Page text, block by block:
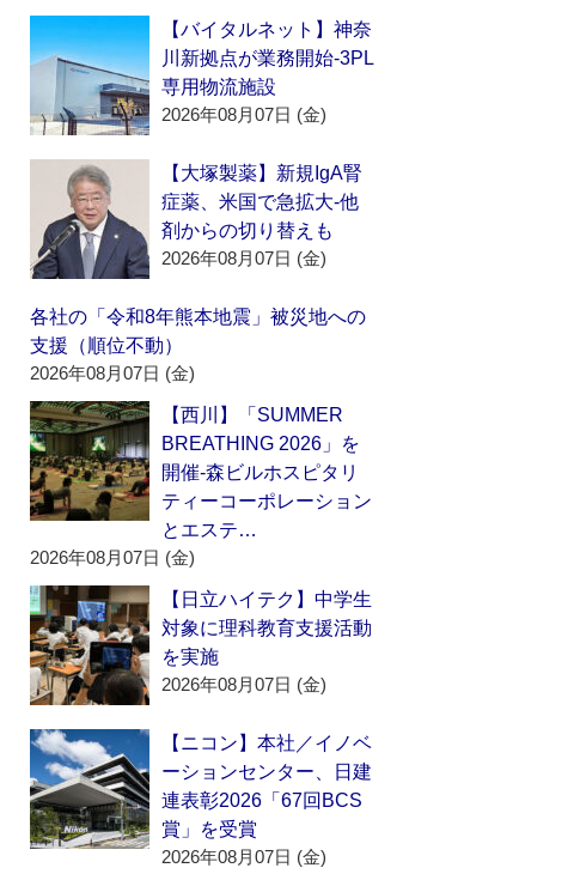
【バイタルネット】神奈
川新拠点が業務開始‐3PL
専用物流施設
2026年08月07日 (金)
【大塚製薬】新規IgA腎
症薬、米国で急拡大‐他
剤からの切り替えも
2026年08月07日 (金)
各社の「令和8年熊本地震」被災地への
支援（順位不動）
2026年08月07日 (金)
【西川】「SUMMER
BREATHING 2026」を
開催‐森ビルホスピタリ
ティーコーポレーション
とエステ…
2026年08月07日 (金)
【日立ハイテク】中学生
対象に理科教育支援活動
を実施
2026年08月07日 (金)
【ニコン】本社／イノベ
ーションセンター、日建
連表彰2026「67回BCS
賞」を受賞
2026年08月07日 (金)